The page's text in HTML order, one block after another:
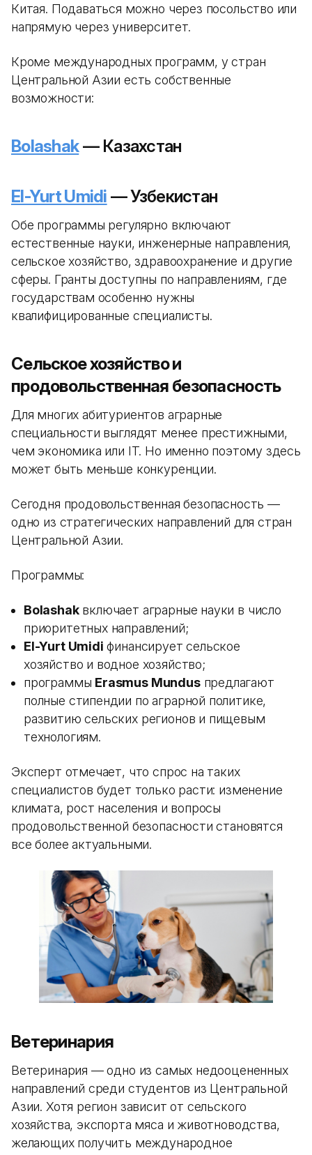
Китая. Подаваться можно через посольство или
напрямую через университет.
Кроме международных программ, у стран
Центральной Азии есть собственные
возможности:
Bolashak— Казахстан
El-Yurt Umidi — Узбекистан
Обе программы регулярно включают
естественные науки, инженерные направления,
сельское хозяйство, здравоохранение и другие
сферы. Гранты доступны по направлениям, где
государствам особенно нужны
квалифицированные специалисты.
Сельское хозяйство и
продовольственная безопасность
Для многих абитуриентов аграрные
специальности выглядят менее престижными,
чем экономика или IT. Но именно поэтому здесь
может быть меньше конкуренции.
Сегодня продовольственная безопасность —
одно из стратегических направлений для стран
Центральной Азии.
Программы:
Bolashakвключает аграрные науки в число
приоритетных направлений;
El-Yurt Umidi финансирует сельское
хозяйство и водное хозяйство;
программы Erasmus Mundusпредлагают
полные стипендии по аграрной политике,
развитию сельских регионов и пищевым
технологиям.
Эксперт отмечает, что спрос на таких
специалистов будет только расти: изменение
климата, рост населения и вопросы
продовольственной безопасности становятся
все более актуальными.
Ветеринария
Ветеринария — одно из самых недооцененных
направлений среди студентов из Центральной
Азии. Хотя регион зависит от сельского
хозяйства, экспорта мяса и животноводства,
желающих получить международное